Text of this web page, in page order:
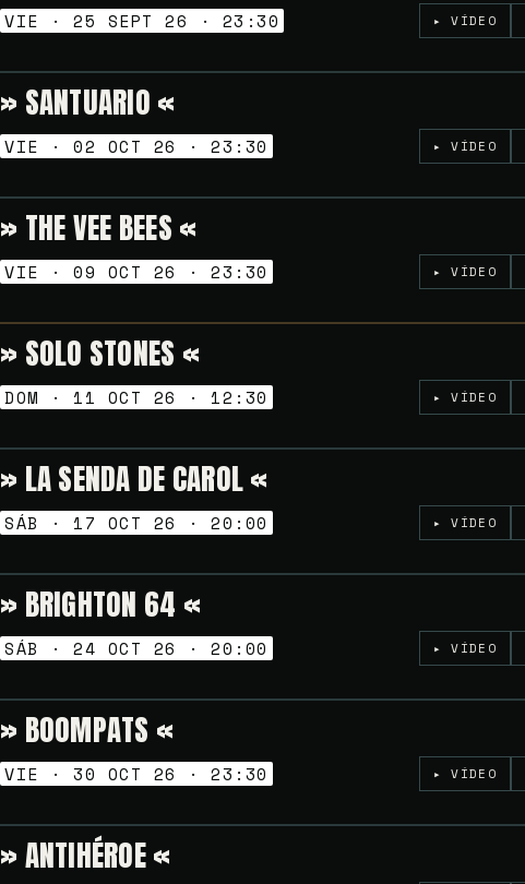
VIE · 25 SEPT 26 · 23:30 ▸ VÍDEO
NOCHES GOLFAS
» SANTUARIO «
VIE · 02 OCT 26 · 23:30 ▸ VÍDEO
NOCHES GOLFAS
» THE VEE BEES «
VIE · 09 OCT 26 · 23:30 ▸ VÍDEO
VERMUT SESSION
» SOLO STONES «
DOM · 11 OCT 26 · 12:30 ▸ VÍDEO
TARDEO SESSION
» LA SENDA DE CAROL «
SÁB · 17 OCT 26 · 20:00 ▸ VÍDEO
TARDEO SESSION
» BRIGHTON 64 «
SÁB · 24 OCT 26 · 20:00 ▸ VÍDEO
NOCHES GOLFAS
» BOOMPATS «
VIE · 30 OCT 26 · 23:30 ▸ VÍDEO
NOCHES GOLFAS
» ANTIHÉROE «